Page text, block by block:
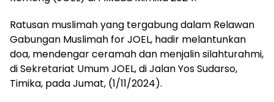
Ratusan muslimah yang tergabung dalam Relawan
Gabungan Muslimah for JOEL, hadir melantunkan
doa, mendengar ceramah dan menjalin silahturahmi,
di Sekretariat Umum JOEL, di Jalan Yos Sudarso,
Timika, pada Jumat, (1/11/2024).